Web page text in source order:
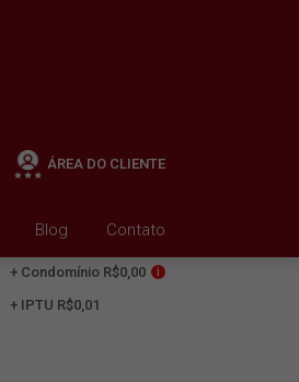
Blog Contato
ÁREA DO CLIENTE
+ Condomínio R$0,00 i
+ IPTU R$0,01